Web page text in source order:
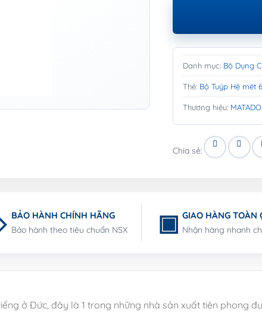
Danh mục: Bộ Dụng
Thẻ: Bộ Tuýp Hệ mét
Thương hiệu:
Chia sẻ:
BẢO HÀNH CHÍNH HÃNG
Bảo hành theo tiêu chuẩn NSX
GIAO HÀNG TOÀN
Nhận hàng nhanh
ở Đức, đây là 1 trong những nhà sản xuất tiên phong